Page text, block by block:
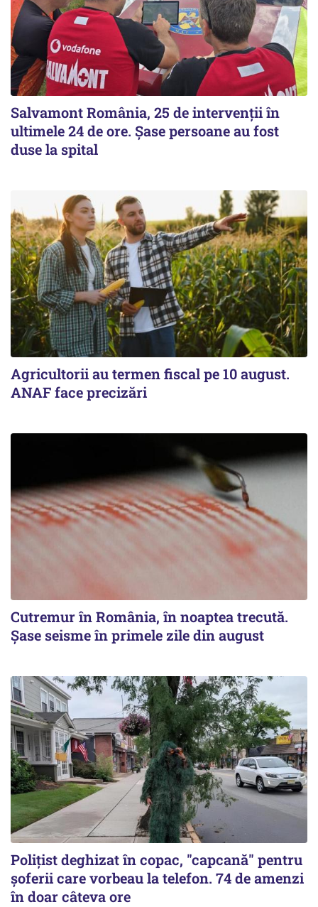
Salvamont România, 25 de intervenții în
ultimele 24 de ore. Șase persoane au fost
duse la spital
Agricultorii au termen fiscal pe 10 august.
ANAF face precizări
Cutremur în România, în noaptea trecută.
Șase seisme în primele zile din august
Polițist deghizat în copac, "capcană" pentru
șoferii care vorbeau la telefon. 74 de amenzi
în doar câteva ore